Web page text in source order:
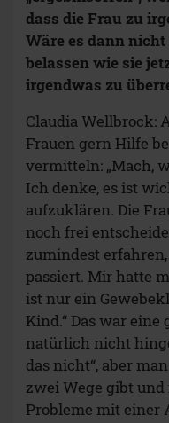
dass die Frau zu
Wäre es dann
belassen wie sie
irgendwas zu
Claudia Wellbrock:
Frauen gern Hilfe
vermitteln: „Mach,
Ich denke, es ist
aufzuklären. Die
noch frei
zumindest
passiert. Mir hatte
ist nur ein
Kind.“ Das war
natürlich nicht
das nicht“, aber
zwei Wege gibt
Probleme mit einer